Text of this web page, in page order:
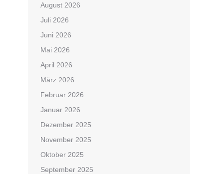
August 2026
Juli 2026
Juni 2026
Mai 2026
April 2026
März 2026
Februar 2026
Januar 2026
Dezember 2025
November 2025
Oktober 2025
September 2025